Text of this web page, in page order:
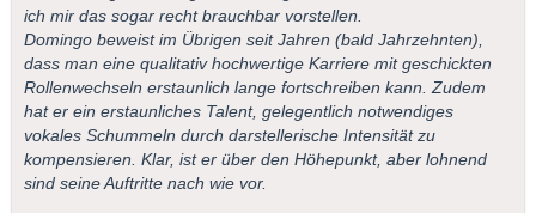
ich mir das sogar recht brauchbar vorstellen.
Domingo beweist im Übrigen seit Jahren (bald Jahrzehnten),
dass man eine qualitativ hochwertige Karriere mit geschickten
Rollenwechseln erstaunlich lange fortschreiben kann. Zudem
hat er ein erstaunliches Talent, gelegentlich notwendiges
vokales Schummeln durch darstellerische Intensität zu
kompensieren. Klar, ist er über den Höhepunkt, aber lohnend
sind seine Auftritte nach wie vor.